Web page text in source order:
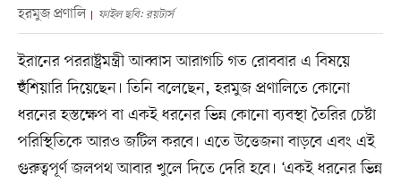
হরমুজ প্রণালি ফাইল ছবি: রয়টার্স
ইরানের পররাষ্ট্রমন্ত্রী আব্বাস আরাগচি গত রোববার এ বিষয়ে
হুঁশিয়ারি দিয়েছেন। তিনি বলেছেন, হরমুজ প্রণালিতে কোনো
ধরনের হস্তক্ষেপ বা একই ধরনের ভিন্ন কোনো ব্যবস্থা তৈরির চেষ্টা
পরিস্থিতিকে আরও জটিল করবে। এতে উত্তেজনা বাড়বে এবং এই
গুরুত্বপূর্ণ জলপথ আবার খুলে দিতে দেরি হবে। ‘একই ধরনের ভিন্ন